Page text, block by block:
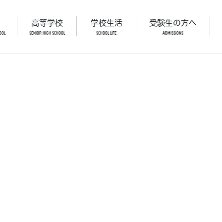
高等学校
SENIOR HIGH SCHOOL
学校生活
SCHOOL LIFE
受験生の方へ
ADMISSIONS